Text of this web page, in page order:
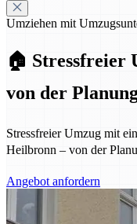
Umziehen mit
🏠 Stressfreier
von der
Stressfreier Umzug mit
Heilbronn – von der
Angebot anfordern